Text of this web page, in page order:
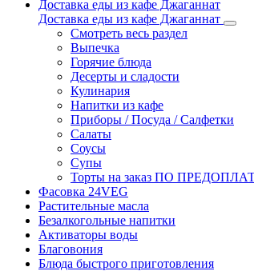
Доставка еды из кафе Джаганнат
Доставка еды из кафе Джаганнат
Смотреть весь раздел
Выпечка
Горячие блюда
Десерты и сладости
Кулинария
Напитки из кафе
Приборы / Посуда / Салфетки
Салаты
Соусы
Супы
Торты на заказ ПО
Фасовка 24VEG
Растительные масла
Безалкогольные напитки
Активаторы воды
Благовония
Блюда быстрого приготовления